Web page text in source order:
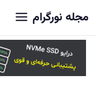
مجله نورگرام